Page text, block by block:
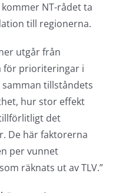
NT-rådet ta
till regionerna.
utgår från
för prioriteringar i
tillståndets
hur stor effekt
det
De här faktorerna
per vunnet
räknats ut av TLV.”